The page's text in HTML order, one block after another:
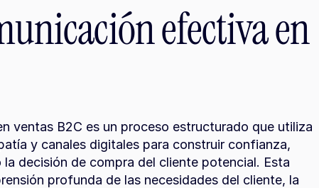
efectiva en
ventas B2C es un proceso estructurado que utiliza
y canales digitales para construir confianza,
decisión de compra del cliente potencial. Esta
profunda de las necesidades del cliente, la